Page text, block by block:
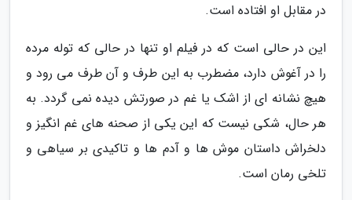
در مقابل او افتاده است.
این در حالی است که در فیلم او تنها در حالی که توله مرده
را در آغوش دارد، مضطرب به این طرف و آن طرف می رود و
هیچ نشانه ای از اشک یا غم در صورتش دیده نمی گردد. به
هر حال، شکی نیست که این یکی از صحنه های غم انگیز و
دلخراش داستان موش ها و آدم ها و تاکیدی بر سیاهی و
تلخی رمان است.